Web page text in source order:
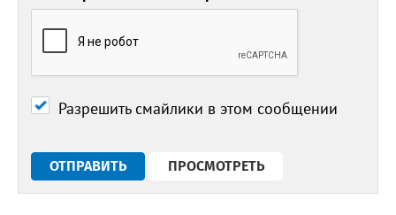
Разрешить смайлики в этом сообщении